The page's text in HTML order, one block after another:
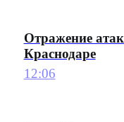
Отражение
Краснодаре
12:06